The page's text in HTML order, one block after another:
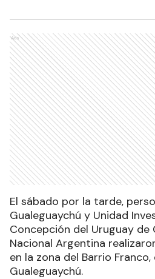
Ads
El sábado por la tarde,
Gualeguaychú y Unidad
Concepción del Uruguay de
Nacional Argentina
en la zona del Barrio
Gualeguaychú.